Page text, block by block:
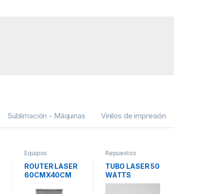
Sublimación - Máquinas Vinilos de impresión
Equipos
ROUTER LASER
60CMX40CM
Repuestos
TUBO LASER 50
WATTS